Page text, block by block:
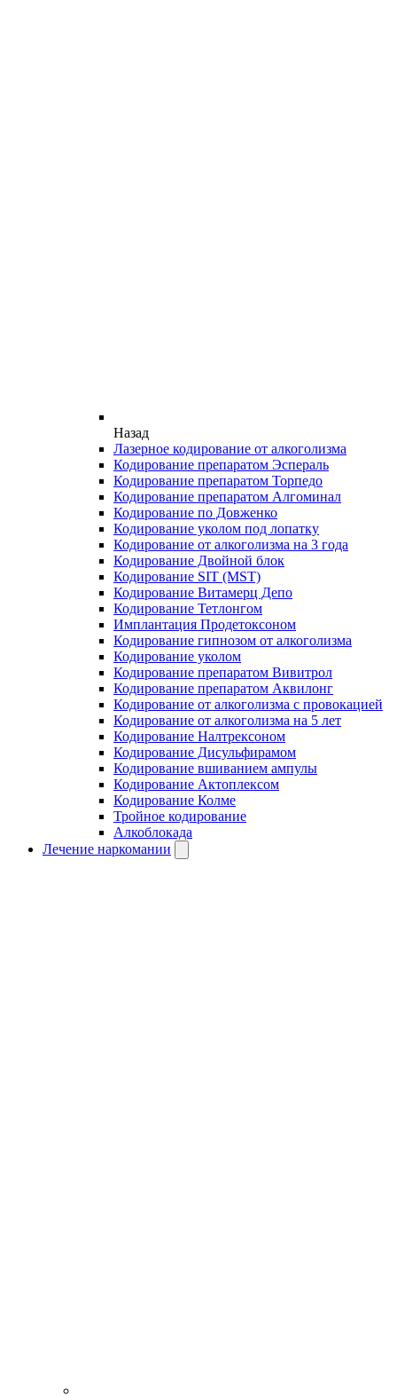
Назад
Лазерное кодирование от алкоголизма
Кодирование препаратом Эспераль
Кодирование препаратом Торпедо
Кодирование препаратом Алгоминал
Кодирование по Довженко
Кодирование уколом под лопатку
Кодирование от алкоголизма на 3 года
Кодирование Двойной блок
Кодирование SIT (MST)
Кодирование Витамерц Депо
Кодирование Тетлонгом
Имплантация Продетоксоном
Кодирование гипнозом от алкоголизма
Кодирование уколом
Кодирование препаратом Вивитрол
Кодирование препаратом Аквилонг
Кодирование от алкоголизма с провокацией
Кодирование от алкоголизма на 5 лет
Кодирование Налтрексоном
Кодирование Дисульфирамом
Кодирование вшиванием ампулы
Кодирование Актоплексом
Кодирование Колме
Тройное кодирование
Алкоблокада
Лечение наркомании